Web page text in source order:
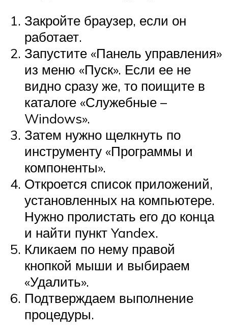
Закройте браузер, если он
работает.
Запустите «Панель управления»
из меню «Пуск». Если ее не
видно сразу же, то поищите в
каталоге «Служебные –
Windows».
Затем нужно щелкнуть по
инструменту «Программы и
компоненты».
Откроется список приложений,
установленных на компьютере.
Нужно пролистать его до конца
и найти пункт Yandex.
Кликаем по нему правой
кнопкой мыши и выбираем
«Удалить».
Подтверждаем выполнение
процедуры.